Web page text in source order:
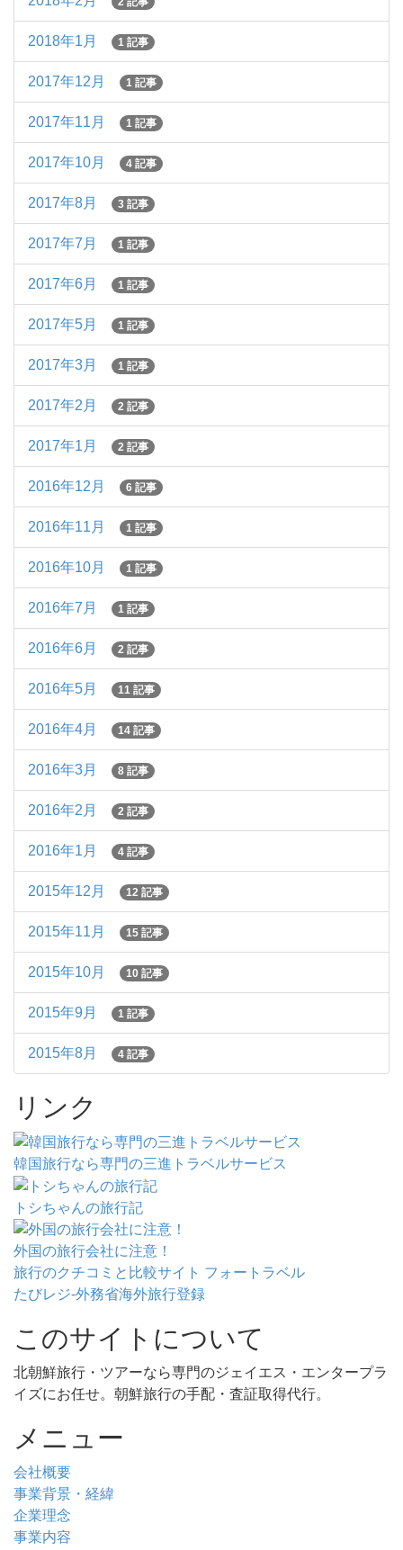
2018年1月 1 記事
2017年12月 1 記事
2017年11月 1 記事
2017年10月 4 記事
2017年8月 3 記事
2017年7月 1 記事
2017年6月 1 記事
2017年5月 1 記事
2017年3月 1 記事
2017年2月 2 記事
2017年1月 2 記事
2016年12月 6 記事
2016年11月 1 記事
2016年10月 1 記事
2016年7月 1 記事
2016年6月 2 記事
2016年5月 11 記事
2016年4月 14 記事
2016年3月 8 記事
2016年2月 2 記事
2016年1月 4 記事
2015年12月 12 記事
2015年11月 15 記事
2015年10月 10 記事
2015年9月 1 記事
2015年8月 4 記事
リンク
韓国旅行なら専門の三進トラベルサービス
トシちゃんの旅行記
外国の旅行会社に注意！
旅行のクチコミと比較サイト フォートラベル
たびレジ-外務省海外旅行登録
このサイトについて
北朝鮮旅行・ツアーなら専門のジェイエス・エンタープラ
イズにお任せ。朝鮮旅行の手配・査証取得代行。
メニュー
会社概要
事業背景・経緯
企業理念
事業内容